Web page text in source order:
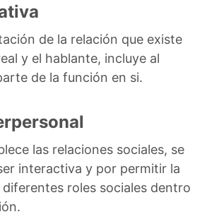
de la relación que existe
y el hablante, incluye al
de la función en si.
las relaciones sociales, se
interactiva y por permitir la
roles sociales dentro